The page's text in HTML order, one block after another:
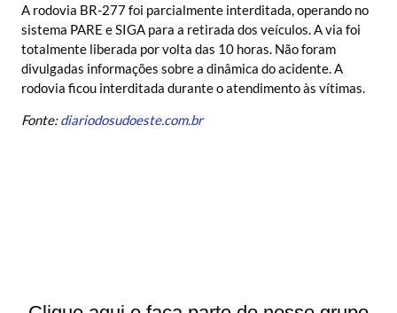
A rodovia BR-277 foi parcialmente interditada, operando no
sistema PARE e SIGA para a retirada dos veículos. A via foi
totalmente liberada por volta das 10 horas. Não foram
divulgadas informações sobre a dinâmica do acidente. A
rodovia ficou interditada durante o atendimento às vítimas.
Fonte:diariodosudoeste.com.br